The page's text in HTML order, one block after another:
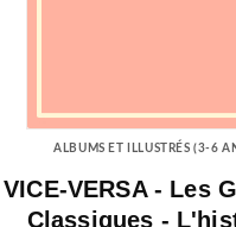
ALBUMS ET ILLUSTRÉS (3-6
VICE-VERSA - Les
Classiques -